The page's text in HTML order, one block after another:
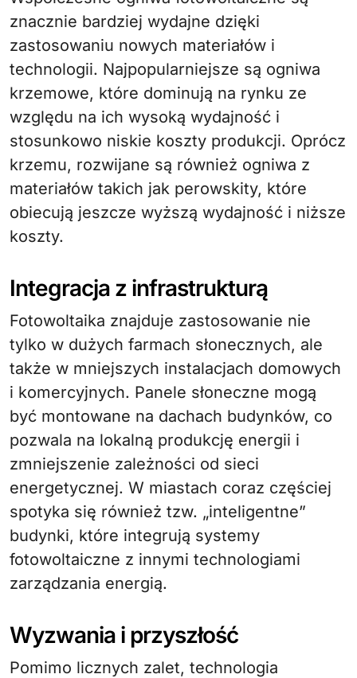
znacznie bardziej wydajne dzięki
zastosowaniu nowych materiałów i
technologii. Najpopularniejsze są ogniwa
krzemowe, które dominują na rynku ze
względu na ich wysoką wydajność i
stosunkowo niskie koszty produkcji. Oprócz
krzemu, rozwijane są również ogniwa z
materiałów takich jak perowskity, które
obiecują jeszcze wyższą wydajność i niższe
koszty.
Integracja z infrastrukturą
Fotowoltaika znajduje zastosowanie nie
tylko w dużych farmach słonecznych, ale
także w mniejszych instalacjach domowych
i komercyjnych. Panele słoneczne mogą
być montowane na dachach budynków, co
pozwala na lokalną produkcję energii i
zmniejszenie zależności od sieci
energetycznej. W miastach coraz częściej
spotyka się również tzw. „inteligentne”
budynki, które integrują systemy
fotowoltaiczne z innymi technologiami
zarządzania energią.
Wyzwania i przyszłość
Pomimo licznych zalet, technologia